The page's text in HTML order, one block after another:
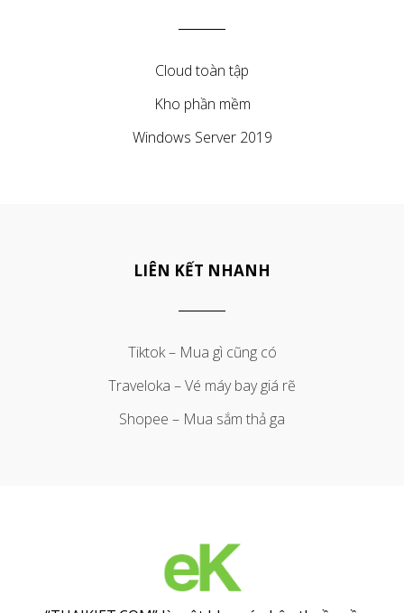
Cloud toàn tập
Kho phần mềm
Windows Server 2019
LIÊN KẾT NHANH
Tiktok – Mua gì cũng có
Traveloka – Vé máy bay giá rẽ
Shopee – Mua sắm thả ga